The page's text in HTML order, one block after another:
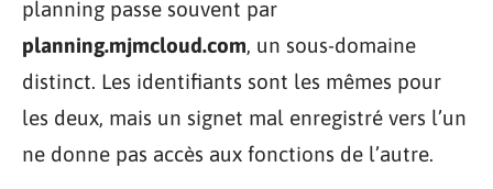
planning passe souvent par
planning.mjmcloud.com, un sous-domaine
distinct. Les identifiants sont les mêmes pour
les deux, mais un signet mal enregistré vers l’un
ne donne pas accès aux fonctions de l’autre.